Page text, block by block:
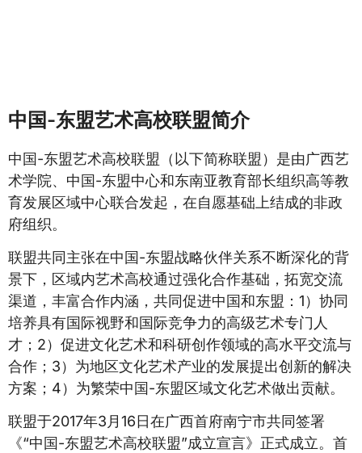
中国-东盟艺术高校联盟简介
中国-东盟艺术高校联盟（以下简称联盟）是由广西艺
术学院、中国-东盟中心和东南亚教育部长组织高等教
育发展区域中心联合发起，在自愿基础上结成的非政
府组织。
联盟共同主张在中国-东盟战略伙伴关系不断深化的背
景下，区域内艺术高校通过强化合作基础，拓宽交流
渠道，丰富合作内涵，共同促进中国和东盟：1）协同
培养具有国际视野和国际竞争力的高级艺术专门人
才；2）促进文化艺术和科研创作领域的高水平交流与
合作；3）为地区文化艺术产业的发展提出创新的解决
方案；4）为繁荣中国-东盟区域文化艺术做出贡献。
联盟于2017年3月16日在广西首府南宁市共同签署
《“中国-东盟艺术高校联盟”成立宣言》正式成立。首